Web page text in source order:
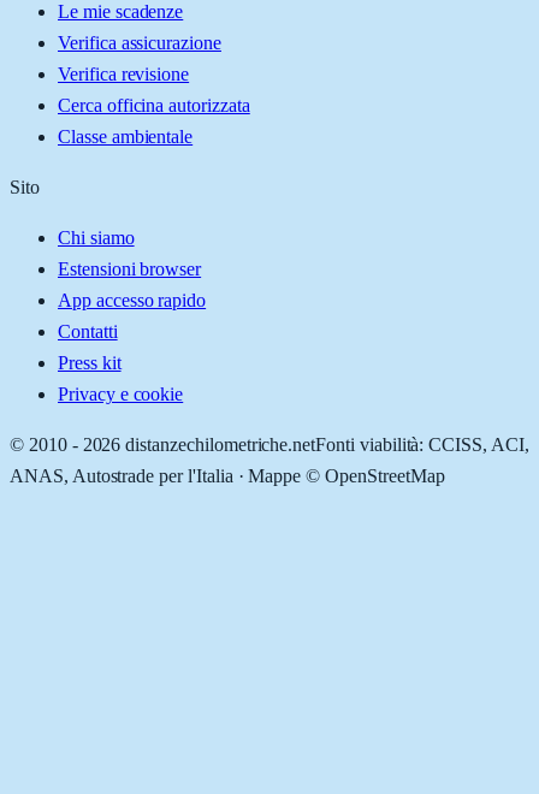
Le mie scadenze
Verifica assicurazione
Verifica revisione
Cerca officina autorizzata
Classe ambientale
Sito
Chi siamo
Estensioni browser
App accesso rapido
Contatti
Press kit
Privacy e cookie
© 2010 - 2026 distanzechilometriche.netFonti viabilità: CCISS, ACI,
ANAS, Autostrade per l'Italia · Mappe © OpenStreetMap